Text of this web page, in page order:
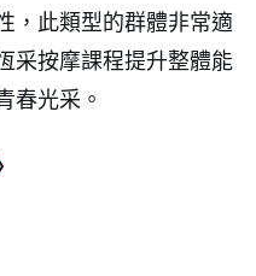
，此類型的群體非常適
采按摩課程提升整體能
春光采。